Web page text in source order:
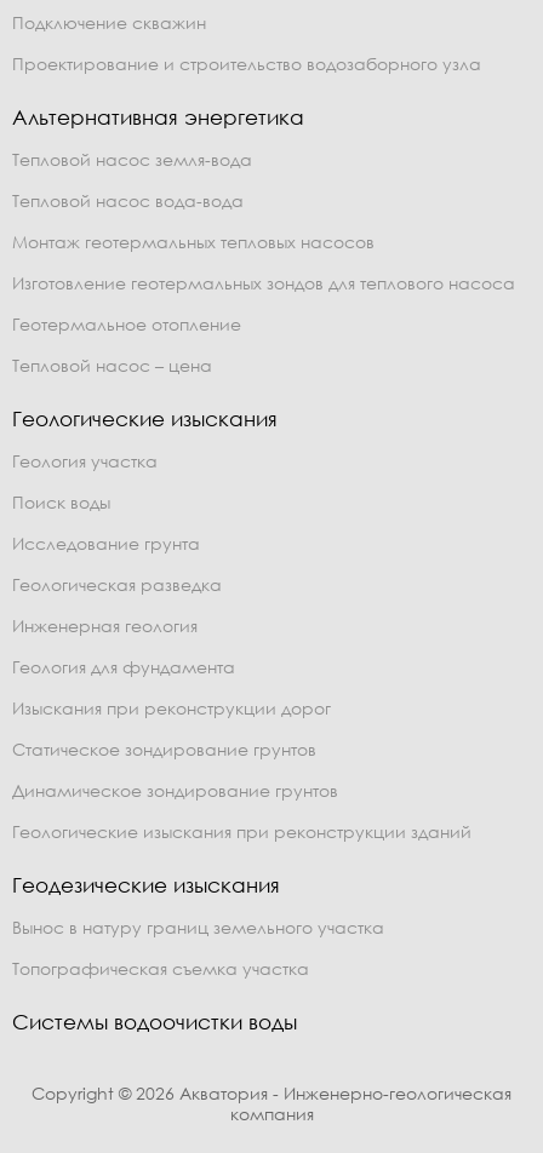
Подключение скважин
Проектирование и строительство водозаборного узла
Альтернативная энергетика
Тепловой насос земля-вода
Тепловой насос вода-вода
Монтаж геотермальных тепловых насосов
Изготовление геотермальных зондов для теплового насоса
Геотермальное отопление
Тепловой насос – цена
Геологические изыскания
Геология участка
Поиск воды
Исследование грунта
Геологическая разведка
Инженерная геология
Геология для фундамента
Изыскания при реконструкции дорог
Статическое зондирование грунтов
Динамическое зондирование грунтов
Геологические изыскания при реконструкции зданий
Геодезические изыскания
Вынос в натуру границ земельного участка
Топографическая съемка участка
Системы водоочистки воды
Copyright © 2026 Акватория - Инженерно-геологическая
компания